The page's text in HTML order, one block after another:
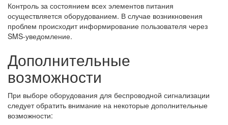
Контроль за состоянием всех элементов питания
осуществляется оборудованием. В случае возникновения
проблем происходит информирование пользователя через
SMS-уведомление.
Дополнительные
возможности
При выборе оборудования для беспроводной сигнализации
следует обратить внимание на некоторые дополнительные
возможности: